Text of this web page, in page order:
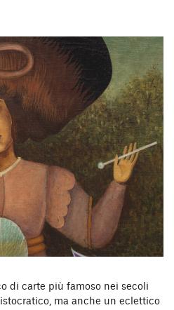
di carte più famoso nei secoli
ma anche un eclettico